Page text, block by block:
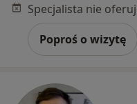
Poproś o wizytę